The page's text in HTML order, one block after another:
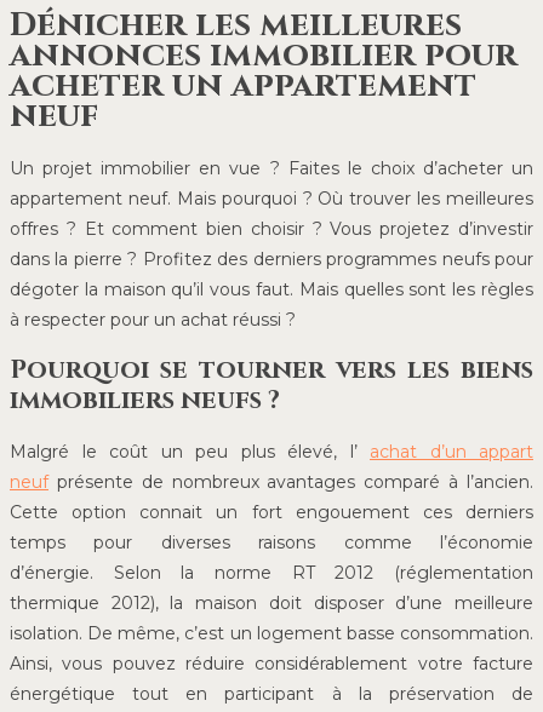
Dénicher les meilleures
annonces immobilier pour
acheter un appartement
neuf
Un projet immobilier en vue ? Faites le choix d’acheter un
appartement neuf. Mais pourquoi ? Où trouver les meilleures
offres ? Et comment bien choisir ? Vous projetez d’investir
dans la pierre ? Profitez des derniers programmes neufs pour
dégoter la maison qu’il vous faut. Mais quelles sont les règles
à respecter pour un achat réussi ?
Pourquoi se tourner vers les biens
immobiliers neufs ?
Malgré le coût un peu plus élevé, l’ achat d’un appart
neufprésente de nombreux avantages comparé à l’ancien.
Cette option connait un fort engouement ces derniers
temps pour diverses raisons comme l’économie
d’énergie. Selon la norme RT 2012 (réglementation
thermique 2012), la maison doit disposer d’une meilleure
isolation. De même, c’est un logement basse consommation.
Ainsi, vous pouvez réduire considérablement votre facture
énergétique tout en participant à la préservation de